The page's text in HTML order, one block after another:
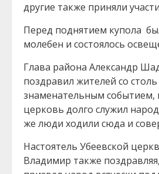
другие также приняли
Перед поднятием купола
молебен и состоялось
Глава района Александр
поздравил жителей со столь
знаменательным событием,
церковь долго служил
же люди ходили сюда и
Настоятель Убеевской
Владимир также